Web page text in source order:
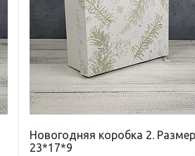
Новогодняя коробка 2.
23*17*9